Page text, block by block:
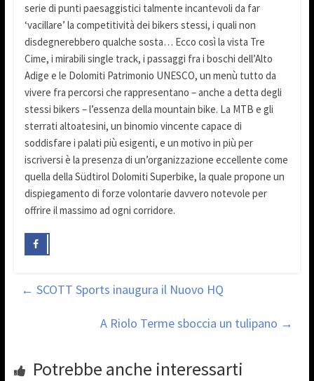
serie di punti paesaggistici talmente incantevoli da far
‘vacillare’ la competitività dei bikers stessi, i quali non
disdegnerebbero qualche sosta… Ecco così la vista Tre
Cime, i mirabili single track, i passaggi fra i boschi dell’Alto
Adige e le Dolomiti Patrimonio UNESCO, un menù tutto da
vivere fra percorsi che rappresentano – anche a detta degli
stessi bikers – l’essenza della mountain bike. La MTB e gli
sterrati altoatesini, un binomio vincente capace di
soddisfare i palati più esigenti, e un motivo in più per
iscriversi è la presenza di un’organizzazione eccellente come
quella della Südtirol Dolomiti Superbike, la quale propone un
dispiegamento di forze volontarie davvero notevole per
offrire il massimo ad ogni corridore.
← SCOTT Sports inaugura il Nuovo HQ
A Riolo Terme sboccia un tulipano →
Potrebbe anche interessarti